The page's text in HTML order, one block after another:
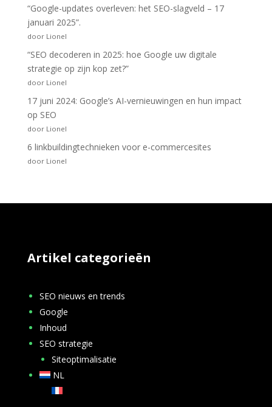
“Google-updates overleven: het SEO-slagveld – 17
januari 2025”.
door Lionel
“SEO decoderen in 2025: hoe Google uw digitale
strategie op zijn kop zet?”
door Lionel
17 juni 2024: Google’s AI-vernieuwingen en hun impact
op SEO
door Lionel
6 linkbuildingtechnieken voor e-commercesites
door Lionel
Artikel categorieën
SEO nieuws en trends
Google
Inhoud
SEO strategie
Siteoptimalisatie
NL